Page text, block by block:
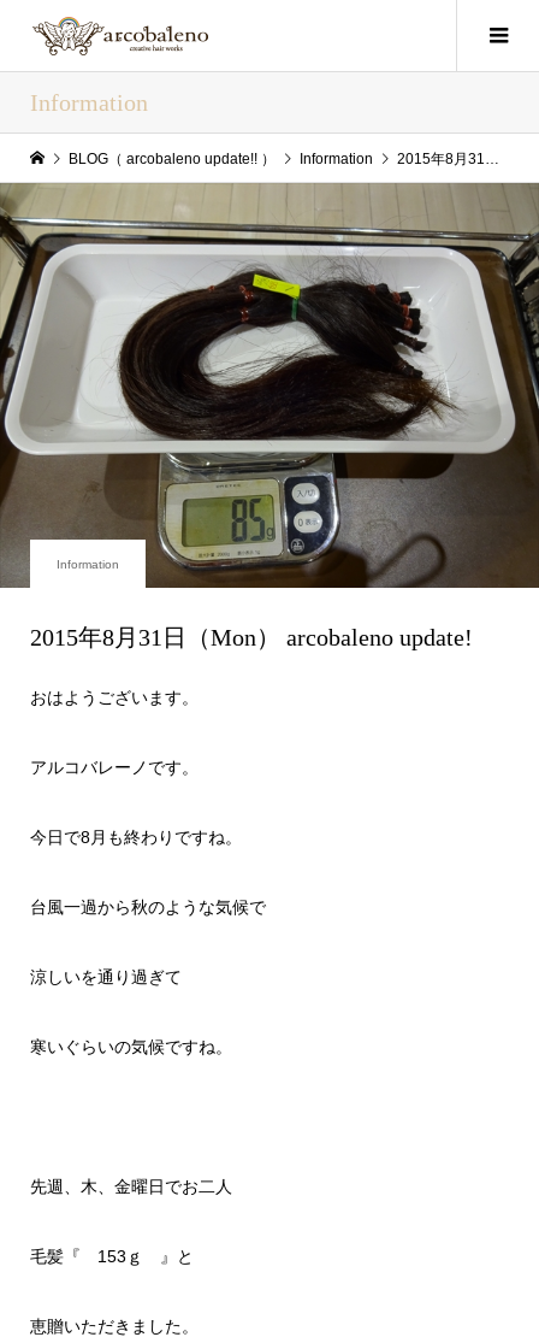
Information
BLOG（ arcobaleno update!! ） Information 2015年8月31日（Mon） arcobaleno update!
Information
2015年8月31日（Mon） arcobaleno update!
おはようございます。
アルコバレーノです。
今日で8月も終わりですね。
台風一過から秋のような気候で
涼しいを通り過ぎて
寒いぐらいの気候ですね。
先週、木、金曜日でお二人
毛髪『 153ｇ 』と
恵贈いただきました。